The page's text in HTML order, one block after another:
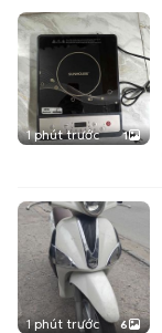
1 phút trước 1
1 phút trước 6